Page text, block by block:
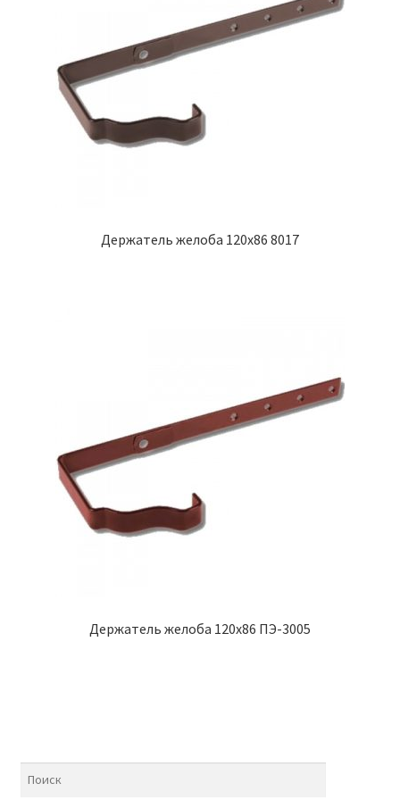
Держатель желоба 120х86 8017
Держатель желоба 120х86 ПЭ-3005